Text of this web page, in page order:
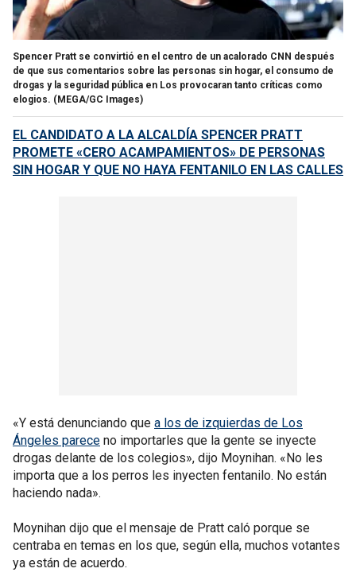
Spencer Pratt se convirtió en el centro de un acalorado CNN después
de que sus comentarios sobre las personas sin hogar, el consumo de
drogas y la seguridad pública en Los provocaran tanto críticas como
elogios. (MEGA/GC Images)
EL CANDIDATO A LA ALCALDÍA SPENCER PRATT
PROMETE «CERO ACAMPAMIENTOS» DE PERSONAS
SIN HOGAR Y QUE NO HAYA FENTANILO EN LAS CALLES
«Y está denunciando que a los de izquierdas de Los
Ángeles parece no importarles que la gente se inyecte
drogas delante de los colegios», dijo Moynihan. «No les
importa que a los perros les inyecten fentanilo. No están
haciendo nada».
Moynihan dijo que el mensaje de Pratt caló porque se
centraba en temas en los que, según ella, muchos votantes
ya están de acuerdo.